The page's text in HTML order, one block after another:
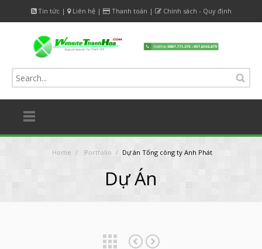
Tin tức| Liên hệ| Thanh toán | Chính sách - Quy định
Home / Portfolio / Dự án Tổng công ty Anh Phát
Dự Án